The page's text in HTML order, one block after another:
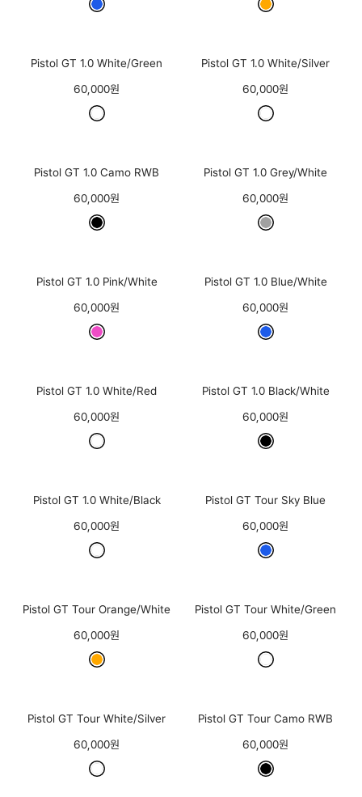
Pistol GT 1.0 White/Green
60,000원
Pistol GT 1.0 White/Silver
60,000원
Pistol GT 1.0 Camo RWB
60,000원
Pistol GT 1.0 Grey/White
60,000원
Pistol GT 1.0 Pink/White
60,000원
Pistol GT 1.0 Blue/White
60,000원
Pistol GT 1.0 White/Red
60,000원
Pistol GT 1.0 Black/White
60,000원
Pistol GT 1.0 White/Black
60,000원
Pistol GT Tour Sky Blue
60,000원
Pistol GT Tour Orange/White
60,000원
Pistol GT Tour White/Green
60,000원
Pistol GT Tour White/Silver
60,000원
Pistol GT Tour Camo RWB
60,000원